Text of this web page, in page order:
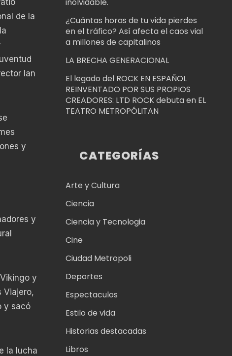
de la
Ian
y
y
y
Viajero,
y sacó
la lucha
¿Cuántas horas de tu vida pierdes
en el tráfico? Así afecta el caos vial
a millones de capitalinos
LA BRECHA GENERACIONAL
El legado del ROCK EN ESPAÑOL
REINVENTADO POR SUS PROPIOS
CREADORES: LTD ROCK debuta en EL
TEATRO METROPÓLITAN
CATEGORÍAS
Arte y Cultura
Ciencia
Ciencia y Tecnologia
Cine
Ciudad Metropoli
Deportes
Espectaculos
Estilo de vida
Historias destacadas
Libros